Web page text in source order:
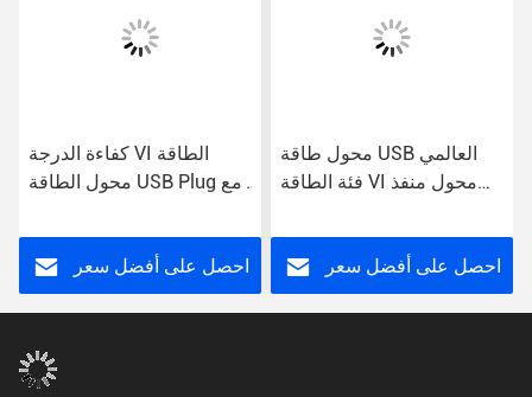
كفاءة الدرجة VI الطاقة
محول الطاقة USB Plug مع
احصل على أفضل سعر
محول طاقة USB العالمي
فئة الطاقة VI محول منفذ
احصل على أفضل سعر